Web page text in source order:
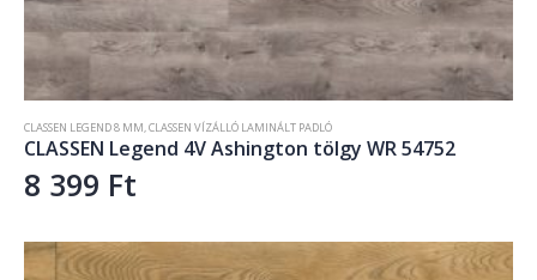
CLASSEN LEGEND 8 MM,CLASSEN VÍZÁLLÓ LAMINÁLT PADLÓ
CLASSEN Legend 4V Ashington tölgy WR 54752
8 399 Ft